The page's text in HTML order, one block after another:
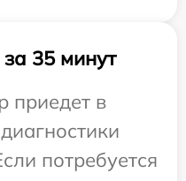
35 минут
приедет в
потребуется